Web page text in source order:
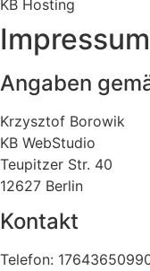
KB Hosting
Impressum
Angaben
Krzysztof Borowik
KB WebStudio
Teupitzer Str. 40
12627 Berlin
Kontakt
Telefon: